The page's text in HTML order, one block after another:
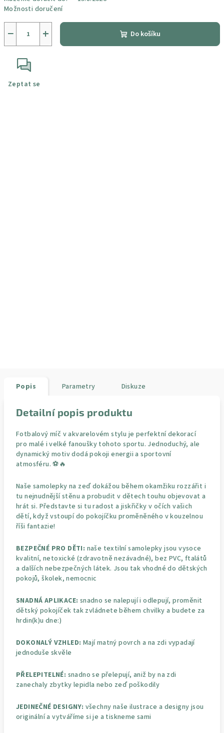
Možnosti doručení
+
− Do košíku
Zeptat se
Popis Parametry Diskuze
Detailní popis produktu
Fotbalový míč v akvarelovém stylu je perfektní dekorací
pro malé i velké fanoušky tohoto sportu. Jednoduchý, ale
dynamický motiv dodá pokoji energii a sportovní
atmosféru. ⚽🔥
Naše samolepky na zeď dokážou během okamžiku rozzářit i
tu nejnudnější stěnu a probudit v dětech touhu objevovat a
hrát si. Představte si tu radost a jiskřičky v očích vašich
dětí, když vstoupí do pokojíčku proměněného v kouzelnou
říši fantazie!
BEZPEČNÉ PRO DĚTI: naše textilní samolepky jsou vysoce
kvalitní, netoxické (zdravotně nezávadné), bez PVC, ftalátů
a dalších nebezpečných látek. Jsou tak vhodné do dětských
pokojů, školek, nemocnic
SNADNÁ APLIKACE: snadno se nalepují i odlepují, proměnit
dětský pokojíček tak zvládnete během chvilky a budete za
hrdin(k)u dne:)
DOKONALÝ VZHLED: Mají matný povrch a na zdi vypadají
jednoduše skvěle
PŘELEPITELNÉ: snadno se přelepují, aniž by na zdi
zanechaly zbytky lepidla nebo zeď poškodily
JEDINEČNÉ DESIGNY: všechny naše ilustrace a designy jsou
originální a vytváříme si je a tiskneme sami